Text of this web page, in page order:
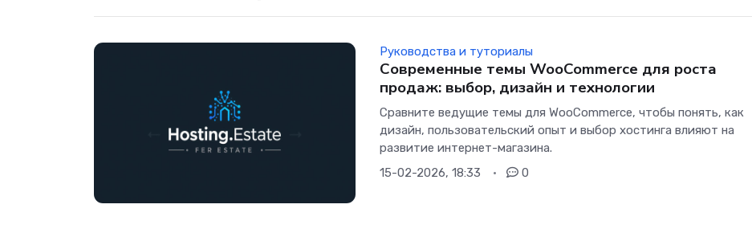
Руководства и туториалы
Современные темы WooCommerce для роста
продаж: выбор, дизайн и технологии
Сравните ведущие темы для WooCommerce, чтобы понять, как
дизайн, пользовательский опыт и выбор хостинга влияют на
развитие интернет-магазина.
15-02-2026, 18:33
0